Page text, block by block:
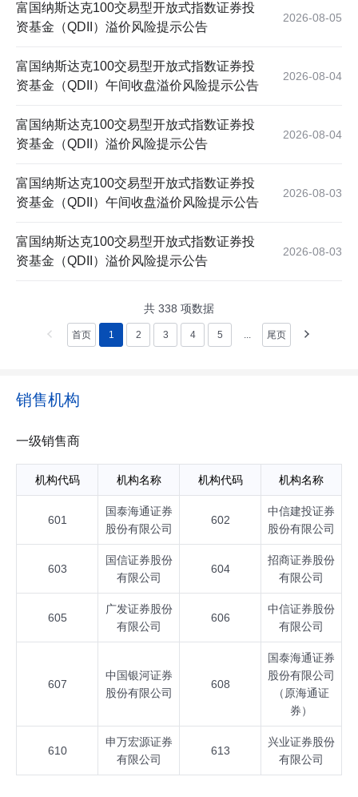
富国纳斯达克100交易型开放式指数证券投
资基金（QDII）溢价风险提示公告
2026-08-05
富国纳斯达克100交易型开放式指数证券投
资基金（QDII）午间收盘溢价风险提示公告
2026-08-04
富国纳斯达克100交易型开放式指数证券投
资基金（QDII）溢价风险提示公告
2026-08-04
富国纳斯达克100交易型开放式指数证券投
资基金（QDII）午间收盘溢价风险提示公告
2026-08-03
富国纳斯达克100交易型开放式指数证券投
资基金（QDII）溢价风险提示公告
2026-08-03
共 338 项数据
首页 1 2 3 4 5 ... 尾页
销售机构
一级销售商
机构代码 机构名称 机构代码 机构名称
601
国泰海通证券
股份有限公司
602
中信建投证券
股份有限公司
603
国信证券股份
有限公司
604
招商证券股份
有限公司
605
广发证券股份
有限公司
606
中信证券股份
有限公司
607
中国银河证券
股份有限公司
608
国泰海通证券
股份有限公司
（原海通证
券）
610
申万宏源证券
有限公司
613
兴业证券股份
有限公司